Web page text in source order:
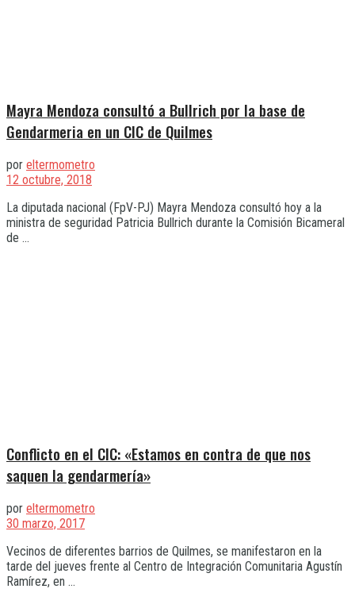
Mayra Mendoza consultó a Bullrich por la base de
Gendarmeria en un CIC de Quilmes
por eltermometro
12 octubre, 2018
La diputada nacional (FpV-PJ) Mayra Mendoza consultó hoy a la
ministra de seguridad Patricia Bullrich durante la Comisión Bicameral
de ...
Conflicto en el CIC: «Estamos en contra de que nos
saquen la gendarmería»
por eltermometro
30 marzo, 2017
Vecinos de diferentes barrios de Quilmes, se manifestaron en la
tarde del jueves frente al Centro de Integración Comunitaria Agustín
Ramírez, en ...